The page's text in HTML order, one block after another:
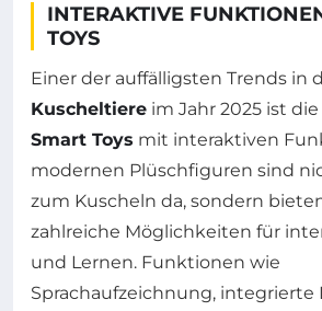
INTERAKTIVE
TOYS
Einer der auffälligsten Trends in
Kuscheltiere im Jahr 2025 ist
Smart Toys mit interaktiven
modernen Plüschfiguren sind
zum Kuscheln da, sondern
zahlreiche Möglichkeiten für
und Lernen. Funktionen wie
Sprachaufzeichnung, integrierte